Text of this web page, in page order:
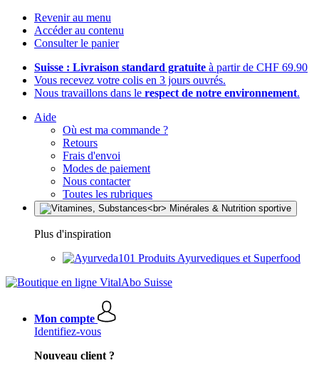
Revenir au menu
Accéder au contenu
Consulter le panier
Suisse : Livraison standard gratuite à partir de CHF 69.90
Vous recevez votre colis en 3 jours ouvrés.
Nous travaillons dans le respect de notre environnement.
Aide
Où est ma commande ?
Retours
Frais d'envoi
Modes de paiement
Nous contacter
Toutes les rubriques
Plus d'inspiration
Produits Ayurvediques et Superfood
Mon compte
Identifiez-vous
Nouveau client ?